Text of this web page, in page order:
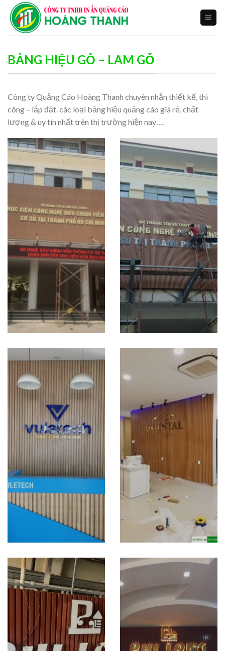
Skip
content
BẢNG HIỆU GỖ – LAM GỖ
Công ty Quảng Cáo Hoàng Thanh chuyên nhận thiết kế, thi
công – lắp đặt. các loại bảng hiệu quảng cáo giá rẻ, chất
lượng & uy tín nhất trên thị trường hiện nay….